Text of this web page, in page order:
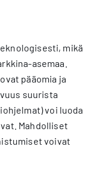
mikä
asemaa.
pääomia ja
suurista
voi luoda
Mahdolliset
voivat